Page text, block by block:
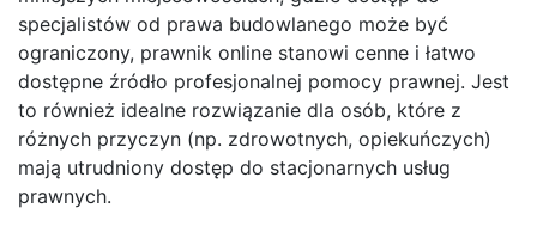
specjalistów od prawa budowlanego może być
ograniczony, prawnik online stanowi cenne i łatwo
dostępne źródło profesjonalnej pomocy prawnej. Jest
to również idealne rozwiązanie dla osób, które z
różnych przyczyn (np. zdrowotnych, opiekuńczych)
mają utrudniony dostęp do stacjonarnych usług
prawnych.